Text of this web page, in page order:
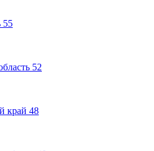
55
52
край 48